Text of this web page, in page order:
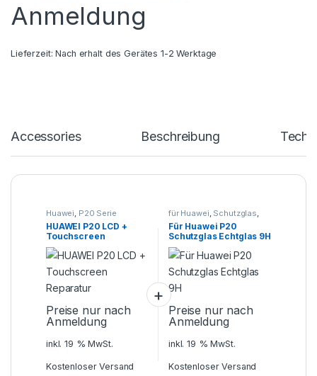
Anmeldung
Lieferzeit:Nach erhalt des Gerätes 1-2 Werktage
Accessories Beschreibung
Huawei, P20 Serie
HUAWEI P20 LCD +
Touchscreen
Reparatur
Preise nur nach
Anmeldung
inkl. 19 % MwSt.
Kostenloser Versand
für Huawei, Schutzglas,
Smartphone Zubehör
Für Huawei P20
Schutzglas Echtglas 9H
Preise nur nach
Anmeldung
inkl. 19 % MwSt.
Kostenloser Versand